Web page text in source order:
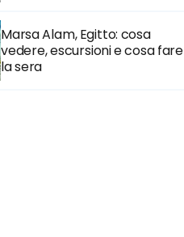
Marsa Alam, Egitto: cosa
vedere, escursioni e cosa fare
la sera